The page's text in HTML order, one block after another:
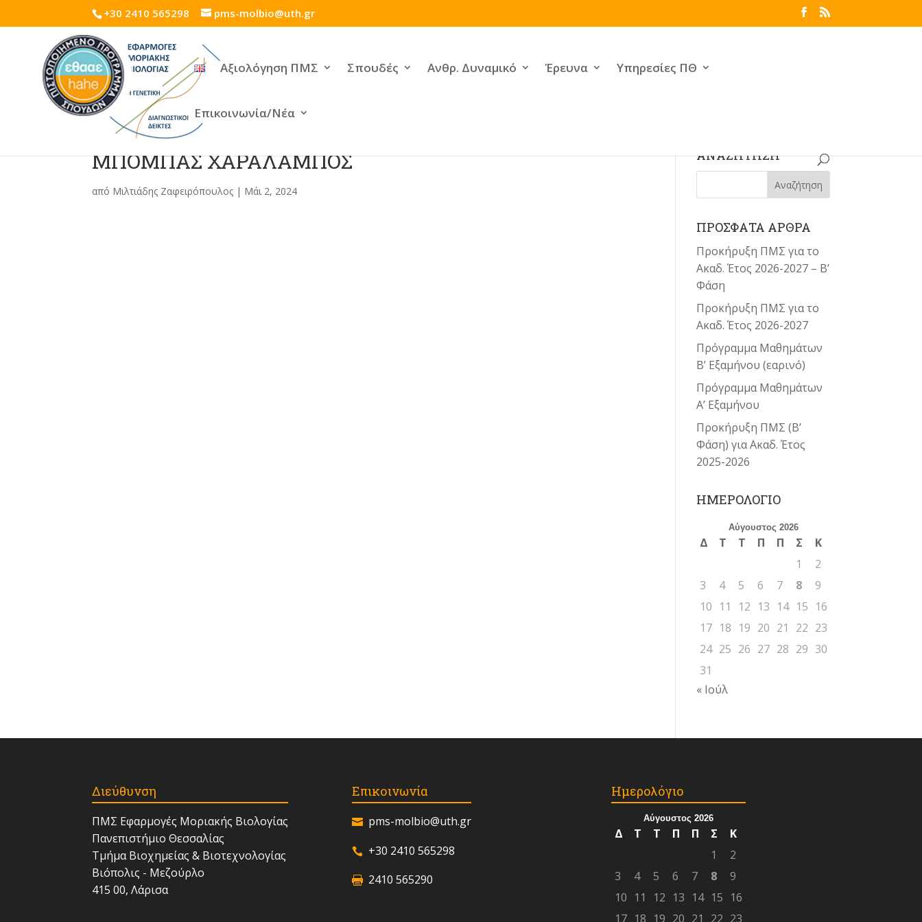
+30 2410 565298 pms-molbio@uth.gr
Αξιολόγηση ΠΜΣ Σπουδές Ανθρ. Δυναμικό Έρευνα Υπηρεσίες ΠΘ
Επικοινωνία/Νέα
ΜΠΟΜΠΑΣ ΧΑΡΑΛΑΜΠΟΣ
από Μιλτιάδης Ζαφειρόπουλος | Μάι 2, 2024
ΑΝΑΖΗΤΗΣΗ
ΠΡΟΣΦΑΤΑ ΑΡΘΡΑ
Προκήρυξη ΠΜΣ για το
Ακαδ. Έτος 2026-2027 – Β’
Φάση
Προκήρυξη ΠΜΣ για το
Ακαδ. Έτος 2026-2027
Πρόγραμμα Μαθημάτων
Β’ Εξαμήνου (εαρινό)
Πρόγραμμα Μαθημάτων
Α’ Εξαμήνου
Προκήρυξη ΠΜΣ (Β’
Φάση) για Ακαδ. Έτος
2025-2026
ΗΜΕΡΟΛΟΓΙΟ
Αύγουστος 2026
Δ Τ Τ Π Π Σ
Κ
1
2
3
4 5 6 7 8
9
10 11 12 13 14 15 16
17 18 19 20 21 22 23
24 25 26 27 28 29 30
31
« Ιούλ
Διεύθυνση
ΠΜΣ Εφαρμογές Μοριακής Βιολογίας
Πανεπιστήμιο Θεσσαλίας
Τμήμα Βιοχημείας & Βιοτεχνολογίας
Βιόπολις - Μεζούρλο
415 00, Λάρισα
Επικοινωνία
pms-molbio@uth.gr
+30 2410 565298
2410 565290
Ημερολόγιο
Αύγουστος 2026
Δ Τ Τ Π Π Σ
Κ
1
2
3
4 5 6 7 8
9
10 11 12 13 14 15 16
17 18 19 20 21 22 23